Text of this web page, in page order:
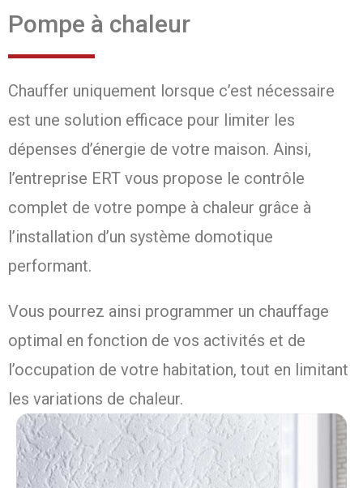
Pompe à chaleur
Chauffer uniquement lorsque c’est nécessaire
est une solution efficace pour limiter les
dépenses d’énergie de votre maison. Ainsi,
l’entreprise ERT vous propose le contrôle
complet de votre pompe à chaleur grâce à
l’installation d’un système domotique
performant.
Vous pourrez ainsi programmer un chauffage
optimal en fonction de vos activités et de
l’occupation de votre habitation, tout en limitant
les variations de chaleur.